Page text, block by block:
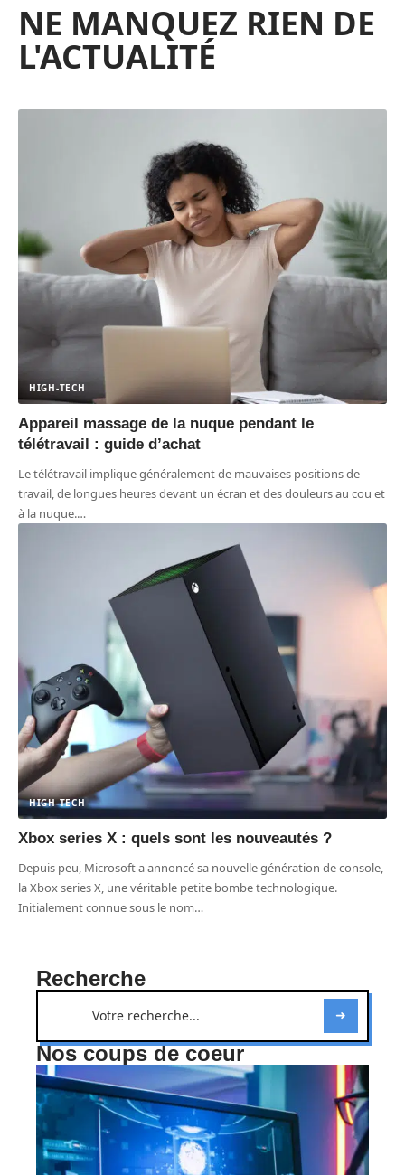
NE MANQUEZ RIEN DE
L'ACTUALITÉ
HIGH-TECH
Appareil massage de la nuque pendant le
télétravail : guide d’achat
Le télétravail implique généralement de mauvaises positions de
travail, de longues heures devant un écran et des douleurs au cou et
à la nuque.…
HIGH-TECH
Xbox series X : quels sont les nouveautés ?
Depuis peu, Microsoft a annoncé sa nouvelle génération de console,
la Xbox series X, une véritable petite bombe technologique.
Initialement connue sous le nom…
Recherche
Nos coups de coeur